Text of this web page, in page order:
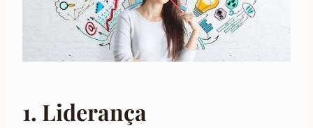
1. Liderança